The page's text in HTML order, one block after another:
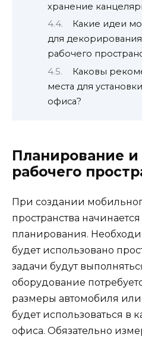
хранение
Какие идеи
для
рабочего
Каковы
места для
офиса?
Планирование и
рабочего
При создании
пространства
планирования.
будет использовано
задачи будут
оборудование
размеры автомобиля
будет использоваться в
офиса. Обязательно